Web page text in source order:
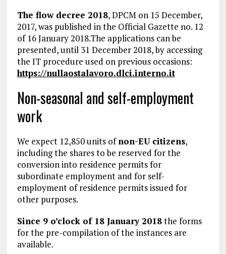
The flow decree 2018, DPCM on 15 December,
2017, was published in the Official Gazette no. 12
of 16 January 2018.The applications can be
presented, until 31 December 2018, by accessing
the IT procedure used on previous occasions:
https://nullaostalavoro.dlci.interno.it
Non-seasonal and self-employment
work
We expect 12,850 units ofnon-EU citizens,
including the shares to be reserved for the
conversion into residence permits for
subordinate employment and for self-
employment of residence permits issued for
other purposes.
Since 9 o’clock of 18 January 2018the forms
for the pre-compilation of the instances are
available.